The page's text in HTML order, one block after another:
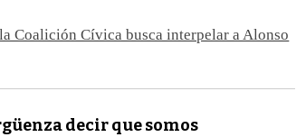
Coalición Cívica busca interpelar a Alonso
decir que somos